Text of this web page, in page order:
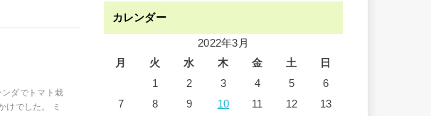
ダでトマト栽
けでした。 ミ
カレンダー
2022年3月
月
火 水 木 金 土
日
1
2 3 4 5
6
7
8 9 10 11 12
13